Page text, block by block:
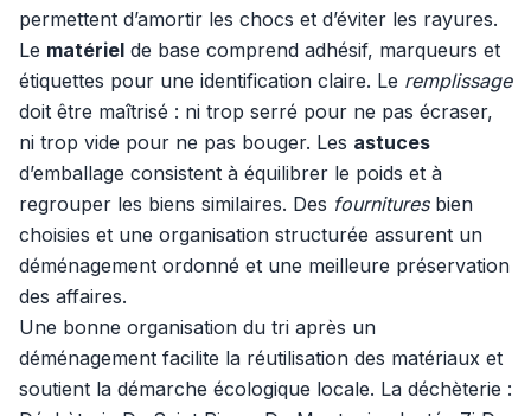
permettent d’amortir les chocs et d’éviter les rayures.
Le matériel de base comprend adhésif, marqueurs et
étiquettes pour une identification claire. Le remplissage
doit être maîtrisé : ni trop serré pour ne pas écraser,
ni trop vide pour ne pas bouger. Les astuces
d’emballage consistent à équilibrer le poids et à
regrouper les biens similaires. Des fournituresbien
choisies et une organisation structurée assurent un
déménagement ordonné et une meilleure préservation
des affaires.
Une bonne organisation du tri après un
déménagement facilite la réutilisation des matériaux et
soutient la démarche écologique locale. La déchèterie :